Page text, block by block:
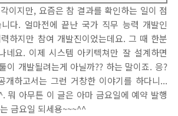
이지만, 요즘은 참 결과를 확인하는 일이 점
다. 얼마전에 끝난 국가 직무 능력 개발인
하지만 참여 개발진이었는데요. 그 때 한분
네요. 이제 시스템 아키텍쳐만 잘 설계하면
이 개발될려는게 아닐까?? 하는 말이죠. 응?
개하고서는 그런 거창한 이야기를 하다니...
뭐 아무튼 이 글은 아마 금요일에 예약 발행
금요일 되세용~~~^^